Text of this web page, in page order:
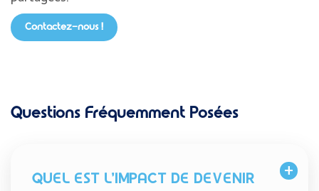
Contactez-nous !
Questions Fréquemment Posées
QUEL EST L’IMPACT DE DEVENIR